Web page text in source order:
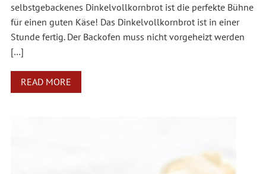
selbstgebackenes Dinkelvollkornbrot ist die perfekte Bühne
für einen guten Käse! Das Dinkelvollkornbrot ist in einer
Stunde fertig. Der Backofen muss nicht vorgeheizt werden
[…]
READ MORE